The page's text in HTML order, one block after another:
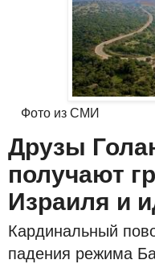
Фото из СМИ
Друзы
получают
Израиля и
Кардинальный
падения режима